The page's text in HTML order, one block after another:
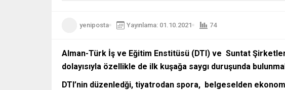
yeniposta Yayınlama: 01.10.2021 74
Alman-Türk İş ve Eğitim Enstitüsü (DTI) ve Suntat Şirketler
dolayısıyla özellikle de ilk kuşağa saygı duruşunda
DTI’nin düzenledği, tiyatrodan spora, belgeselden